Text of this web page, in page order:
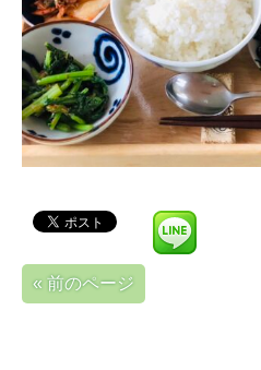
« 前のページ